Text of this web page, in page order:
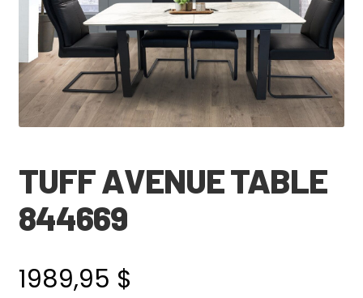
TUFF AVENUE TABLE
844669
1989,95 $